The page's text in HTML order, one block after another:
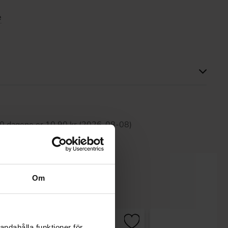
Om
dagene er 10.90 kr (2026-08-08)